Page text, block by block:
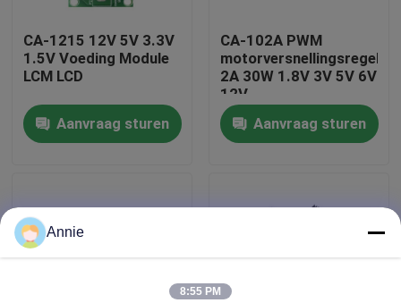
Kwaliteitscontrole
Neem contact met ons op
Nieuws
Blog
Versterkerbordmodule
CA-1215 12V 5V 3.3V
1.5V Voeding Module
LCM LCD
Aanvraag sturen
CA-102A PWM
motorversnellingsregelaar
2A 30W 1.8V 3V 5V 6V
12V
Aanvraag sturen
Annie
8:55 PM